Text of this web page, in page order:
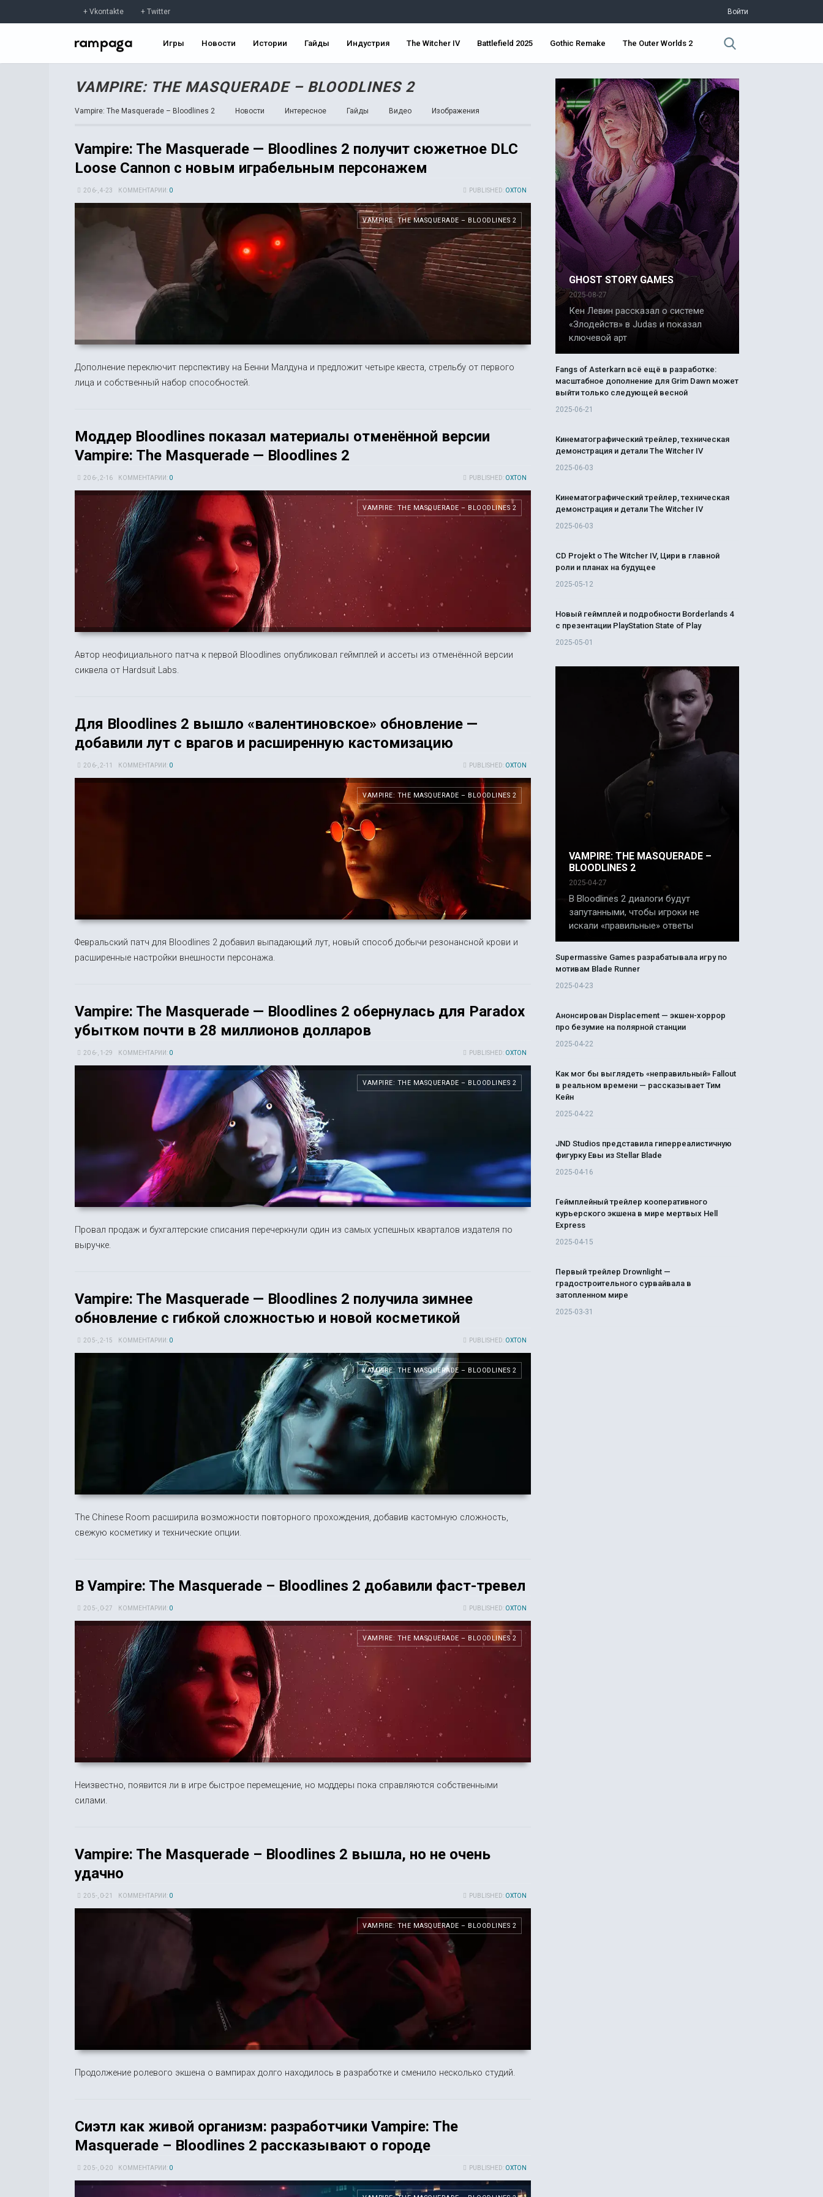
Vkontakte Twitter Войти
Игры Новости Истории Гайды Индустрия The Witcher IV Battlefield 2025 Gothic Remake The Outer Worlds 2
VAMPIRE: THE MASQUERADE – BLOODLINES 2
Vampire: The Masquerade – Bloodlines 2 Новости Интересное Гайды Видео Изображения
Vampire: The Masquerade — Bloodlines 2 получит сюжетное DLC
Loose Cannon с новым играбельным персонажем
PUBLISHED: OXTON
20 6-, 4-23 КОММЕНТАРИИ: 0
VAMPIRE: THE MASQUERADE – BLOODLINES 2
Дополнение переключит перспективу на Бенни Малдуна и предложит четыре квеста, стрельбу от первого
лица и собственный набор способностей.
Моддер Bloodlines показал материалы отменённой версии
Vampire: The Masquerade — Bloodlines 2
PUBLISHED: OXTON
20 6-, 2-16 КОММЕНТАРИИ: 0
VAMPIRE: THE MASQUERADE – BLOODLINES 2
Автор неофициального патча к первой Bloodlines опубликовал геймплей и ассеты из отменённой версии
сиквела от Hardsuit Labs.
Для Bloodlines 2 вышло «валентиновское» обновление —
добавили лут с врагов и расширенную кастомизацию
PUBLISHED: OXTON
20 6-, 2-11 КОММЕНТАРИИ: 0
VAMPIRE: THE MASQUERADE – BLOODLINES 2
Февральский патч для Bloodlines 2 добавил выпадающий лут, новый способ добычи резонансной крови и
расширенные настройки внешности персонажа.
Vampire: The Masquerade — Bloodlines 2 обернулась для Paradox
убытком почти в 28 миллионов долларов
PUBLISHED: OXTON
20 6-, 1-29 КОММЕНТАРИИ: 0
VAMPIRE: THE MASQUERADE – BLOODLINES 2
Провал продаж и бухгалтерские списания перечеркнули один из самых успешных кварталов издателя по
выручке.
Vampire: The Masquerade — Bloodlines 2 получила зимнее
обновление с гибкой сложностью и новой косметикой
PUBLISHED: OXTON
20 5-, 2-15 КОММЕНТАРИИ: 0
VAMPIRE: THE MASQUERADE – BLOODLINES 2
The Chinese Room расширила возможности повторного прохождения, добавив кастомную сложность,
свежую косметику и технические опции.
В Vampire: The Masquerade – Bloodlines 2 добавили фаст-тревел
PUBLISHED: OXTON
20 5-, 0-27 КОММЕНТАРИИ: 0
VAMPIRE: THE MASQUERADE – BLOODLINES 2
Неизвестно, появится ли в игре быстрое перемещение, но моддеры пока справляются собственными
силами.
Vampire: The Masquerade – Bloodlines 2 вышла, но не очень
удачно
PUBLISHED: OXTON
20 5-, 0-21 КОММЕНТАРИИ: 0
VAMPIRE: THE MASQUERADE – BLOODLINES 2
Продолжение ролевого экшена о вампирах долго находилось в разработке и сменило несколько студий.
Сиэтл как живой организм: разработчики Vampire: The
Masquerade – Bloodlines 2 рассказывают о городе
PUBLISHED: OXTON
20 5-, 0-20 КОММЕНТАРИИ: 0
GHOST STORY GAMES
2025-08-27
Кен Левин рассказал о системе
«Злодейств» в Judas и показал
ключевой арт
Fangs of Asterkarn всё ещё в разработке:
масштабное дополнение для Grim Dawn может
выйти только следующей весной
2025-06-21
Кинематографический трейлер, техническая
демонстрация и детали The Witcher IV
2025-06-03
Кинематографический трейлер, техническая
демонстрация и детали The Witcher IV
2025-06-03
CD Projekt о The Witcher IV, Цири в главной
роли и планах на будущее
2025-05-12
Новый геймплей и подробности Borderlands 4
с презентации PlayStation State of Play
2025-05-01
VAMPIRE: THE MASQUERADE –
BLOODLINES 2
2025-04-27
В Bloodlines 2 диалоги будут
запутанными, чтобы игроки не
искали «правильные» ответы
Supermassive Games разрабатывала игру по
мотивам Blade Runner
2025-04-23
Анонсирован Displacement — экшен-хоррор
про безумие на полярной станции
2025-04-22
Как мог бы выглядеть «неправильный» Fallout
в реальном времени — рассказывает Тим
Кейн
2025-04-22
JND Studios представила гиперреалистичную
фигурку Евы из Stellar Blade
2025-04-16
Геймплейный трейлер кооперативного
курьерского экшена в мире мертвых Hell
Express
2025-04-15
Первый трейлер Drownlight —
градостроительного сурвайвала в
затопленном мире
2025-03-31